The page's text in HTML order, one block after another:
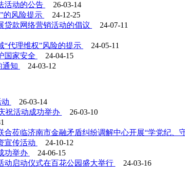
活动的公告
26-03-14
的风险提示
24-12-25
贷款网络营销活动的倡议
24-07-11
“代理维权”风险的提示
24-05-11
国家安全
24-04-15
通知
24-03-12
26-03-14
祝活动成功举办
26-03-10
莅临济南市金融矛盾纠纷调解中心开展“学党纪、
宣传活动
24-10-12
功举办
24-06-15
动启动仪式在百花公园盛大举行
24-03-16